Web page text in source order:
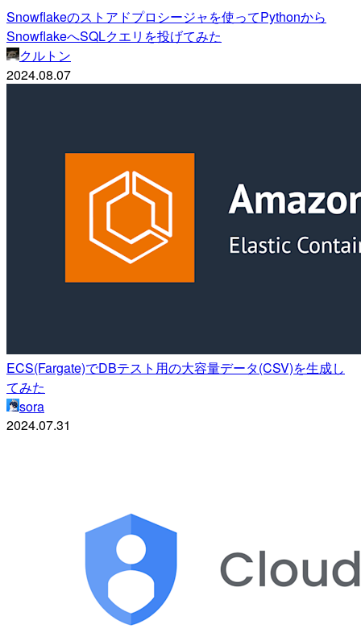
Snowflakeのストアドプロシージャを使ってPythonから
SnowflakeへSQLクエリを投げてみた
クルトン
2024.08.07
ECS(Fargate)でDBテスト用の大容量データ(CSV)を生成し
てみた
sora
2024.07.31